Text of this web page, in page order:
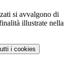
si avvalgono di
illustrate nella
i cookies